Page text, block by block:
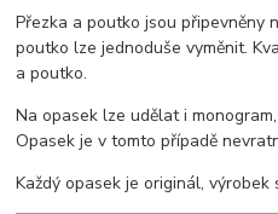
Přezka a poutko jsou připevněny
poutko lze jednoduše vyměnit.
a poutko.
Na opasek lze udělat i
Opasek je v tomto případě
Každý opasek je originál,